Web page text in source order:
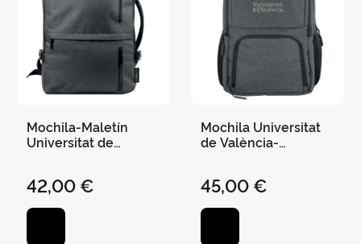
Mochila-Maletín
Universitat de
Reciclada
42,00 €
Mochila Universitat
de València-
45,00 €